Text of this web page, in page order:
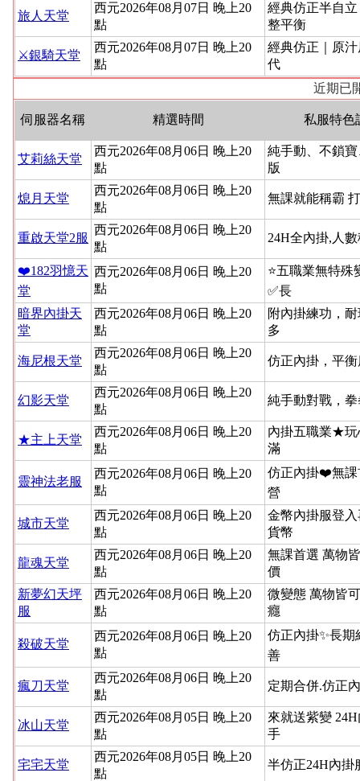
旅人天堂
西元2026年08月07日 晚上20
點
經典仿正半自
整平衡
⚔️銀騎天堂
西元2026年08月07日 晚上20
點
經典仿正｜原
代
近期已
伺服器名稱 精選時間 私服特色
艾莉絲天堂
西元2026年08月06日 晚上20
點
純手動、不鎖
版
熄月天堂
西元2026年08月06日 晚上20
點
無課就能稱霸
重啟天堂2服
西元2026年08月06日 晚上20
點
24H全內掛,人
❤️182羽憶天
堂
西元2026年08月06日 晚上20
點
⭐️五職業無特殊
✅長
暗界內掛天
堂
西元2026年08月06日 晚上20
點
附內掛練功，
多
海尼根天堂
西元2026年08月06日 晚上20
點
仿正內掛，平
幻影天堂
西元2026年08月06日 晚上20
點
純手動對戰，
★主上天堂
西元2026年08月06日 晚上20
點
內掛五職業★玩
滿
靈神法老服
西元2026年08月06日 晚上20
點
仿正內掛❤️無
營
城市天堂
西元2026年08月06日 晚上20
點
金幣內掛服登
貨幣
龍魂天堂
西元2026年08月06日 晚上20
點
無課首選 萬物
價
新夢幻天坪
服
西元2026年08月06日 晚上20
點
微變態 萬物皆
癮
殺破天堂
西元2026年08月06日 晚上20
點
仿正內掛✨長
善
瘋刀天堂
西元2026年08月06日 晚上20
點
定期合併.仿正
冰山天堂
西元2026年08月05日 晚上20
點
來就送紫變
手
宅宅天堂
西元2026年08月05日 晚上20
點
半仿正24H內掛